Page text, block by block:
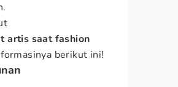
artis saat fashion
berikut ini!